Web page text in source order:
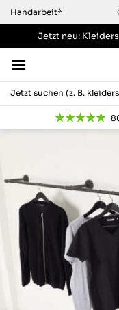
Zum
Inhalt
springen
Handarbeit*
Jetzt neu:
Suchen
nach: